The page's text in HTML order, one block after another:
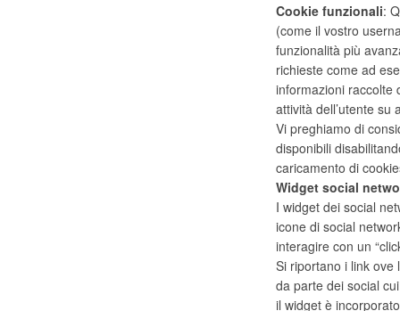
Cookie funzionali:
(come il vostro
funzionalità più
richieste come ad
informazioni raccolte
attività dell’utente su
Vi preghiamo di
disponibili
caricamento di
Widget social
I widget dei social
icone di social
interagire con un
Si riportano i link ove
da parte dei social
il widget è